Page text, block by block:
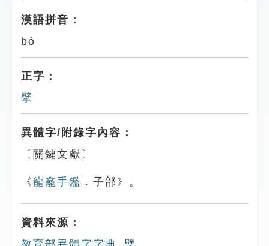
漢語拼音：
bò
正字：
擘
異體字/附錄字內容：
〔關鍵文獻〕
《龍龕手鑑 ．子部》。
資料來源：